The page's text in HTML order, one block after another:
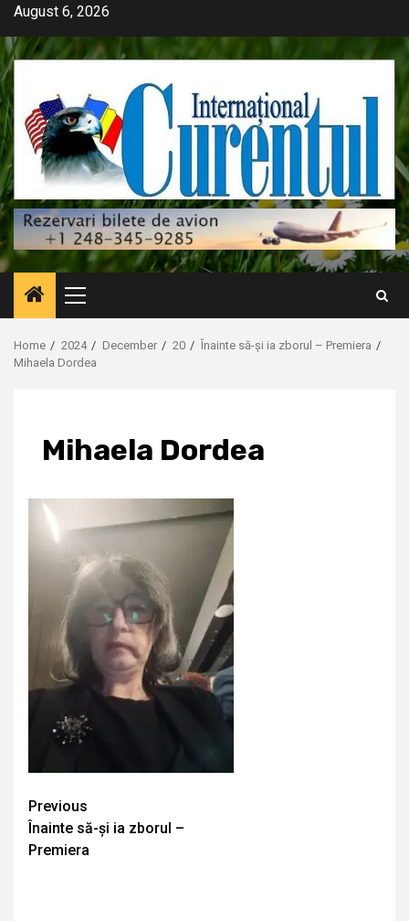
Skip
content
August 6, 2026
Primary
Menu
Home 2024 December 20
Înainte să-și ia zborul – Premiera
Mihaela Dordea
Mihaela Dordea
Continue
Reading
Previous
Înainte să-și ia zborul –
Premiera